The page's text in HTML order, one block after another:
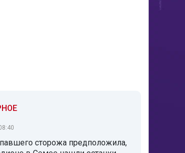
сторожа предположила,